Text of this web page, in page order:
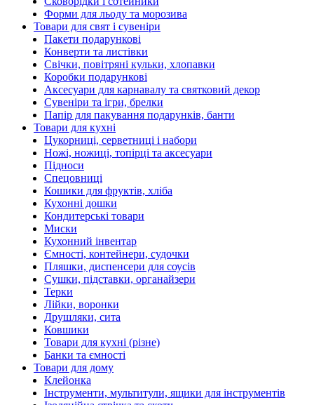
Форми для льоду та морозива
Товари для свят і сувеніри
Пакети подарункові
Конверти та листівки
Свічки, повітряні кульки, хлопавки
Коробки подарункові
Аксесуари для карнавалу та святковий декор
Сувеніри та ігри, брелки
Папір для пакування подарунків, банти
Товари для кухні
Цукорниці, серветниці і набори
Ножі, ножиці, топірці та аксесуари
Підноси
Спецовниці
Кошики для фруктів, хліба
Кухонні дошки
Кондитерські товари
Миски
Кухонний інвентар
Ємності, контейнери, судочки
Пляшки, диспенсери для соусів
Сушки, підставки, органайзери
Терки
Лійки, воронки
Друшляки, сита
Ковшики
Товари для кухні (різне)
Банки та ємності
Товари для дому
Клейонка
Інструменти, мультитули, ящики для інструментів